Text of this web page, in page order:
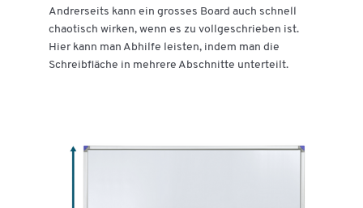
Andrerseits kann ein grosses Board auch schnell
chaotisch wirken, wenn es zu vollgeschrieben ist.
Hier kann man Abhilfe leisten, indem man die
Schreibfläche in mehrere Abschnitte unterteilt.